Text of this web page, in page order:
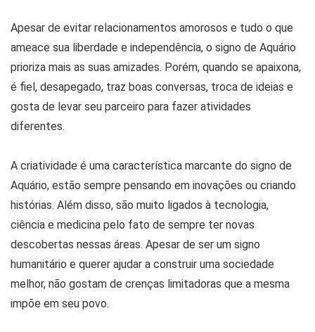
Apesar de evitar relacionamentos amorosos e tudo o que
ameace sua liberdade e independência, o signo de Aquário
prioriza mais as suas amizades. Porém, quando se apaixona,
é fiel, desapegado, traz boas conversas, troca de ideias e
gosta de levar seu parceiro para fazer atividades
diferentes.
A criatividade é uma característica marcante do signo de
Aquário, estão sempre pensando em inovações ou criando
histórias. Além disso, são muito ligados à tecnologia,
ciência e medicina pelo fato de sempre ter novas
descobertas nessas áreas. Apesar de ser um signo
humanitário e querer ajudar a construir uma sociedade
melhor, não gostam de crenças limitadoras que a mesma
impõe em seu povo.